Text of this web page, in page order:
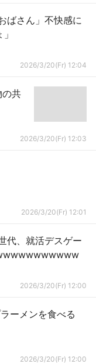
ばさん」不快感に
2026/3/20(Fr) 12:04
の共
2026/3/20(Fr) 12:03
2026/3/20(Fr) 12:01
代、就活デスゲー
2026/3/20(Fr) 12:00
ーメンを食べる
2026/3/20(Fr) 12:00